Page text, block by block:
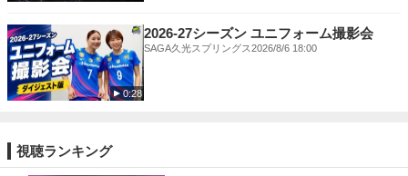
0:28
2026-27シーズン ユニフォーム撮影会
SAGA久光スプリングス2026/8/6 18:00
視聴ランキング